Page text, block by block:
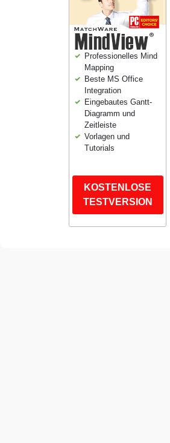
Professionelles Mind
Mapping
Beste MS Office
Integration
Eingebautes Gantt-
Diagramm und
Zeitleiste
Vorlagen und
Tutorials
KOSTENLOSE
TESTVERSION